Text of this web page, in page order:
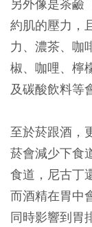
另外像是茶鹼
約肌的壓力，
力、濃茶、咖
椒、咖哩、檸
及碳酸飲料等
至於菸跟酒，
菸會減少下食
食道，尼古丁
而酒精在胃中
同時影響到胃